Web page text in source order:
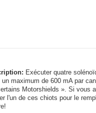
Exécuter quatre
un maximum de 600 mA par
Motorshields ». Si vous
l'un de ces chiots pour le